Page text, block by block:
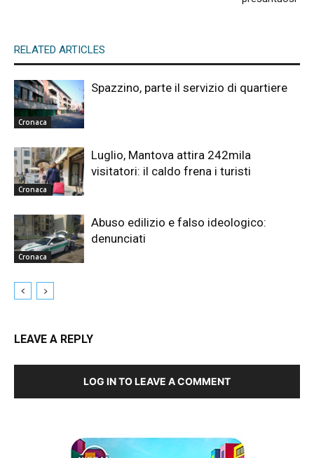
RELATED ARTICLES
Cronaca
Spazzino, parte il servizio di quartiere
Cronaca
Luglio, Mantova attira 242mila
visitatori: il caldo frena i turisti
Cronaca
Abuso edilizio e falso ideologico:
denunciati
LEAVE A REPLY
LOG IN TO LEAVE A COMMENT